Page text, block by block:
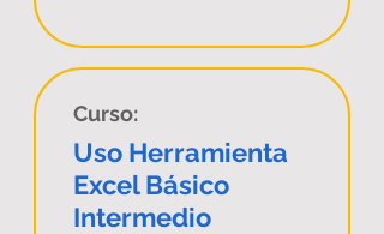
Curso:
Uso Herramienta
Excel Básico
Intermedio